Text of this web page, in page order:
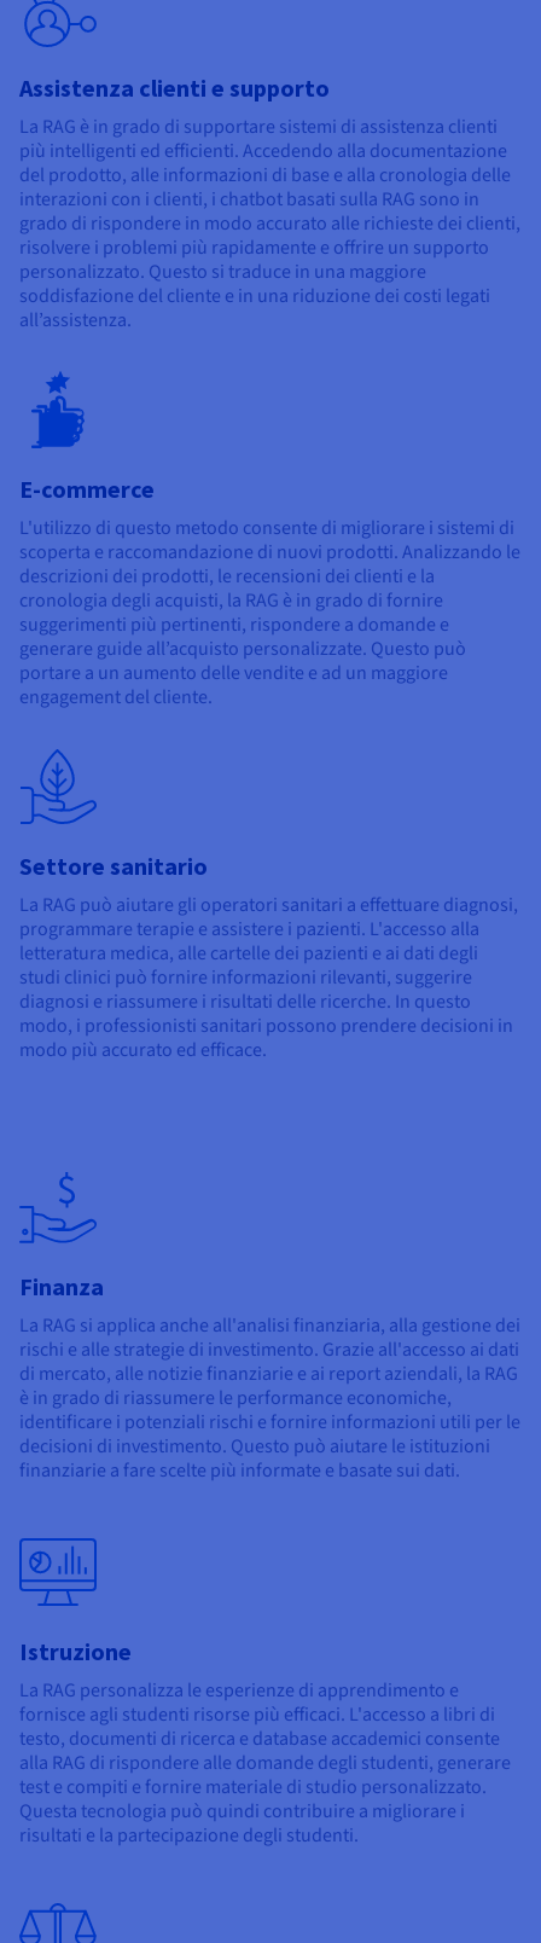
Assistenza clienti e supporto
La RAG è in grado di supportare sistemi di assistenza clienti
più intelligenti ed efficienti. Accedendo alla documentazione
del prodotto, alle informazioni di base e alla cronologia delle
interazioni con i clienti, i chatbot basati sulla RAG sono in
grado di rispondere in modo accurato alle richieste dei clienti,
risolvere i problemi più rapidamente e offrire un supporto
personalizzato. Questo si traduce in una maggiore
soddisfazione del cliente e in una riduzione dei costi legati
all’assistenza.
E-commerce
L'utilizzo di questo metodo consente di migliorare i sistemi di
scoperta e raccomandazione di nuovi prodotti. Analizzando le
descrizioni dei prodotti, le recensioni dei clienti e la
cronologia degli acquisti, la RAG è in grado di fornire
suggerimenti più pertinenti, rispondere a domande e
generare guide all’acquisto personalizzate. Questo può
portare a un aumento delle vendite e ad un maggiore
engagement del cliente.
Settore sanitario
La RAG può aiutare gli operatori sanitari a effettuare diagnosi,
programmare terapie e assistere i pazienti. L'accesso alla
letteratura medica, alle cartelle dei pazienti e ai dati degli
studi clinici può fornire informazioni rilevanti, suggerire
diagnosi e riassumere i risultati delle ricerche. In questo
modo, i professionisti sanitari possono prendere decisioni in
modo più accurato ed efficace.
Finanza
La RAG si applica anche all'analisi finanziaria, alla gestione dei
rischi e alle strategie di investimento. Grazie all'accesso ai dati
di mercato, alle notizie finanziarie e ai report aziendali, la RAG
è in grado di riassumere le performance economiche,
identificare i potenziali rischi e fornire informazioni utili per le
decisioni di investimento. Questo può aiutare le istituzioni
finanziarie a fare scelte più informate e basate sui dati.
Istruzione
La RAG personalizza le esperienze di apprendimento e
fornisce agli studenti risorse più efficaci. L'accesso a libri di
testo, documenti di ricerca e database accademici consente
alla RAG di rispondere alle domande degli studenti, generare
test e compiti e fornire materiale di studio personalizzato.
Questa tecnologia può quindi contribuire a migliorare i
risultati e la partecipazione degli studenti.